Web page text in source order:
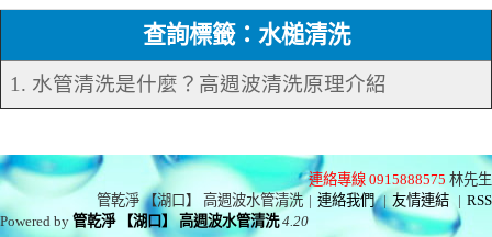
查詢標籤：水槌清洗
1. 水管清洗是什麼？高週波清洗原理介紹
連絡專線 0915888575 林先生
管乾淨 【湖口】 高週波水管清洗 | 連絡我們 | 友情連結 | RSS
Powered by管乾淨 【湖口】 高週波水管清洗 4.20